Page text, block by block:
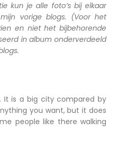
kun je alle foto’s bij elkaar
vorige blogs. (Voor het
en niet het bijbehorende
in album onderverdeeld
It is a big city compared by
you want, but it does
people like there walking